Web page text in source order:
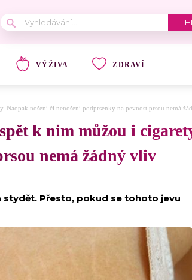
VÝŽIVA ZDRAVÍ
Naopak nošení či nenošení podprsenky na pevnost prsou nemá
k nim můžou i
nemá žádný vliv
stydět. Přesto, pokud se tohoto jevu